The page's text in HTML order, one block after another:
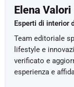
Elena Valori
Esperti di interior
Team editoriale
lifestyle e
verificato e
esperienza e